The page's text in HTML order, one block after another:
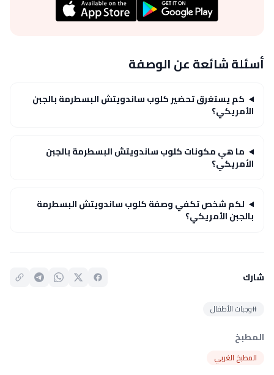
أسئلة شائعة عن الوصفة
كم يستغرق تحضير كلوب ساندويتش البسطرمة بالجبن
الأمريكي؟
ما هي مكونات كلوب ساندويتش البسطرمة بالجبن
الأمريكي؟
لكم شخص تكفي وصفة كلوب ساندويتش البسطرمة
بالجبن الأمريكي؟
شارك
#وجبات الأطفال
المطبخ
المطبخ الغربي